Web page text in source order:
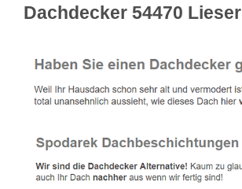
Dachdecker 54470 Lieser